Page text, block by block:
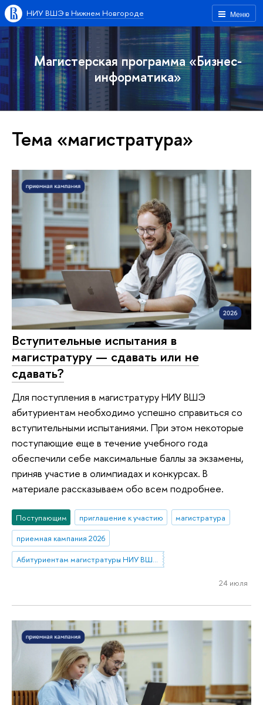
Меню
НИУ ВШЭ в Нижнем Новгороде
Магистерская программа «Бизнес-
информатика»
Тема «магистратура»
Вступительные испытания в
магистратуру — сдавать или не
сдавать?
Для поступления в магистратуру НИУ ВШЭ
абитуриентам необходимо успешно справиться со
вступительными испытаниями. При этом некоторые
поступающие еще в течение учебного года
обеспечили себе максимальные баллы за экзамены,
приняв участие в олимпиадах и конкурсах. В
материале рассказываем обо всем подробнее.
Поступающим приглашение к участию
магистратура
приемная кампания 2026
Абитуриентам магистратуры НИУ ВШЭ—Нижний Новгород
24 июля